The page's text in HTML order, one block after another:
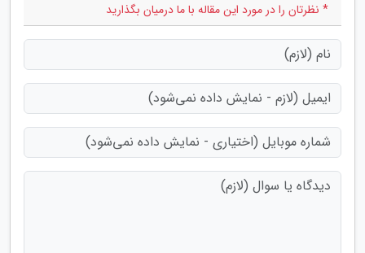
* نظرتان را در مورد این مقاله با ما درمیان بگذارید